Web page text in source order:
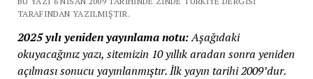
TARAFINDAN YAZILMIŞTIR.
2025 yılı yeniden yayınlama notu:Aşağıdaki
okuyacağınız yazı, sitemizin 10 yıllık aradan sonra yeniden
açılması sonucu yayınlanmıştır. İlk yayın tarihi 2009’dur.